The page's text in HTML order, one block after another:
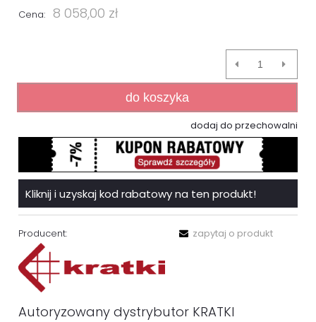
Cena: 8 058,00 zł
do koszyka
dodaj do przechowalni
Kliknij i uzyskaj kod rabatowy na ten produkt!
Producent: zapytaj o produkt
Autoryzowany dystrybutor KRATKI